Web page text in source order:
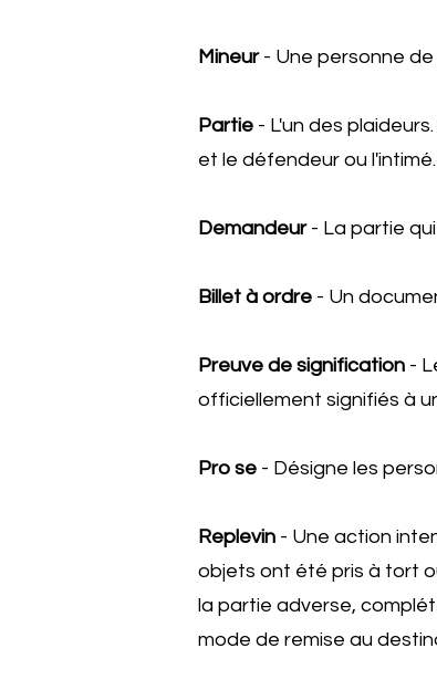
Mineur- Une personne de
Partie - L'un des
et le défendeur ou
Demandeur- La partie
Billet à ordre - Un
Preuve de signification -
officiellement signifiés à
Pro se - Désigne les
Replevin - Une action
objets ont été pris à tort
la partie adverse,
mode de remise au